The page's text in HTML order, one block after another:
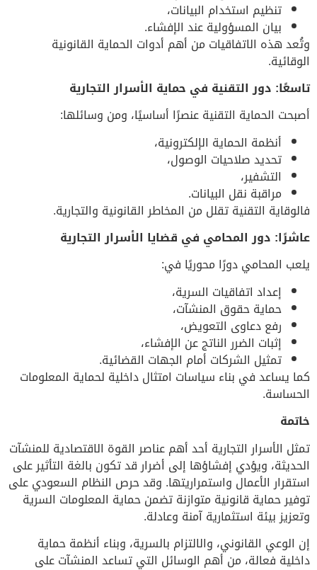
تنظيم استخدام البيانات،
بيان المسؤولية عند الإفشاء.
وتُعد هذه الاتفاقيات من أهم أدوات الحماية القانونية
الوقائية.
تاسعًا: دور التقنية في حماية الأسرار التجارية
أصبحت الحماية التقنية عنصرًا أساسيًا، ومن وسائلها:
أنظمة الحماية الإلكترونية،
تحديد صلاحيات الوصول،
التشفير،
مراقبة نقل البيانات.
فالوقاية التقنية تقلل من المخاطر القانونية والتجارية.
عاشرًا: دور المحامي في قضايا الأسرار التجارية
يلعب المحامي دورًا محوريًا في:
إعداد اتفاقيات السرية،
حماية حقوق المنشآت،
رفع دعاوى التعويض،
إثبات الضرر الناتج عن الإفشاء،
تمثيل الشركات أمام الجهات القضائية.
كما يساعد في بناء سياسات امتثال داخلية لحماية المعلومات
الحساسة.
خاتمة
تمثل الأسرار التجارية أحد أهم عناصر القوة الاقتصادية للمنشآت
الحديثة، ويؤدي إفشاؤها إلى أضرار قد تكون بالغة التأثير على
استقرار الأعمال واستمراريتها. وقد حرص النظام السعودي على
توفير حماية قانونية متوازنة تضمن حماية المعلومات السرية
وتعزيز بيئة استثمارية آمنة وعادلة.
إن الوعي القانوني، والالتزام بالسرية، وبناء أنظمة حماية
داخلية فعالة، من أهم الوسائل التي تساعد المنشآت على